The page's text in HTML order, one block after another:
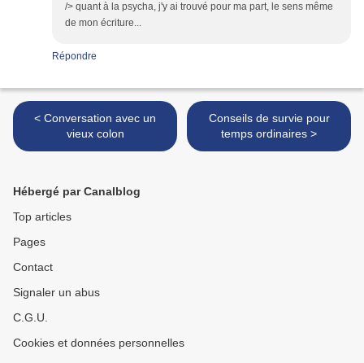
/> quant à la psycha, j'y ai trouvé pour ma part, le sens même
de mon écriture...
Répondre
< Conversation avec un
vieux colon
Conseils de survie pour
temps ordinaires >
Hébergé par Canalblog
Top articles
Pages
Contact
Signaler un abus
C.G.U.
Cookies et données personnelles